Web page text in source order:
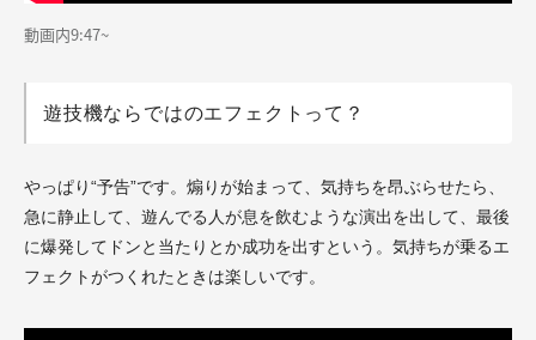
動画内9:47~
遊技機ならではのエフェクトって？
やっぱり“予告”です。煽りが始まって、気持ちを昂ぶらせたら、
急に静止して、遊んでる人が息を飲むような演出を出して、最後
に爆発してドンと当たりとか成功を出すという。気持ちが乗るエ
フェクトがつくれたときは楽しいです。